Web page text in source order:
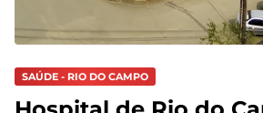
SAÚDE - RIO DO CAMPO